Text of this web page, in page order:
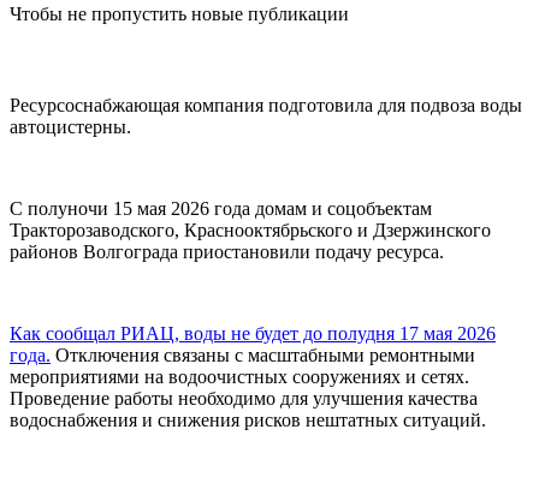
Чтобы не пропустить новые публикации
Ресурсоснабжающая компания подготовила для подвоза воды
автоцистерны.
С полуночи 15 мая 2026 года домам и соцобъектам
Тракторозаводского, Краснооктябрьского и Дзержинского
районов Волгограда приостановили подачу ресурса.
Как сообщал РИАЦ, воды не будет до полудня 17 мая 2026
года. Отключения связаны с масштабными ремонтными
мероприятиями на водоочистных сооружениях и сетях.
Проведение работы необходимо для улучшения качества
водоснабжения и снижения рисков нештатных ситуаций.